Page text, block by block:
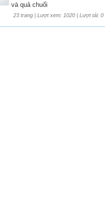
và quả chuối
23 trang | Lượt xem: 1020 | Lượt tải: 0